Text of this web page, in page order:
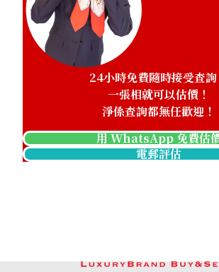
24小時免費隨時接受查詢
一張相就可以估價！
淨係查詢都無任歡迎！
用 WhatsApp 免費估
電郵評估